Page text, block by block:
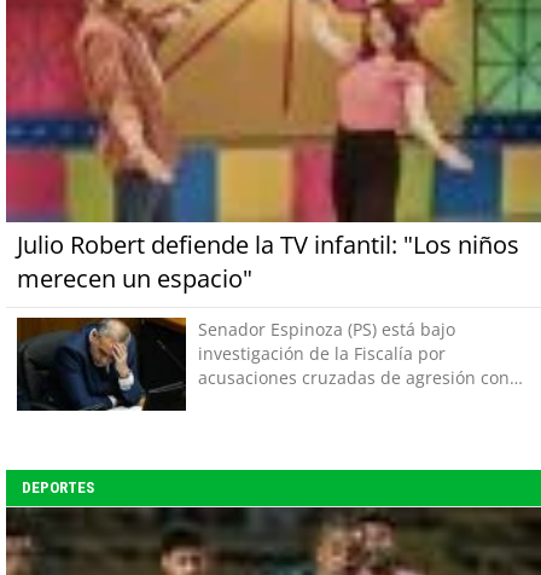
Julio Robert defiende la TV infantil: "Los niños
merecen un espacio"
Senador Espinoza (PS) está bajo
investigación de la Fiscalía por
acusaciones cruzadas de agresión con
DEPORTES